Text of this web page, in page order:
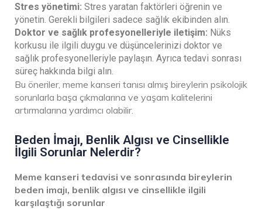
Stres yönetimi: Stres yaratan faktörleri öğrenin ve
yönetin. Gerekli bilgileri sadece sağlık ekibinden alın.
Doktor ve sağlık profesyonelleriyle iletişim: Nüks
korkusu ile ilgili duygu ve düşüncelerinizi doktor ve
sağlık profesyonelleriyle paylaşın. Ayrıca tedavi sonrası
süreç hakkında bilgi alın.
Bu öneriler, meme kanseri tanısı almış bireylerin psikolojik
sorunlarla başa çıkmalarına ve yaşam kalitelerini
artırmalarına yardımcı olabilir.
Beden İmajı, Benlik Algısı ve Cinsellikle
İlgili Sorunlar Nelerdir?
Meme kanseri tedavisi ve sonrasında bireylerin
beden imajı, benlik algısı ve cinsellikle ilgili
karşılaştığı sorunlar